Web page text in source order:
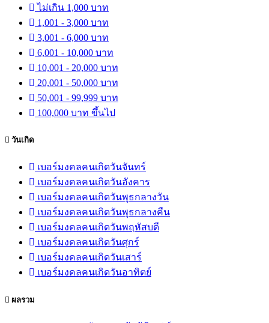
ไม่เกิน 1,000 บาท
1,001 - 3,000 บาท
3,001 - 6,000 บาท
6,001 - 10,000 บาท
10,001 - 20,000 บาท
20,001 - 50,000 บาท
50,001 - 99,999 บาท
100,000 บาท ขึ้นไป
วันเกิด
เบอร์มงคลคนเกิดวันจันทร์
เบอร์มงคลคนเกิดวันอังคาร
เบอร์มงคลคนเกิดวันพุธกลางวัน
เบอร์มงคลคนเกิดวันพุธกลางคืน
เบอร์มงคลคนเกิดวันพฤหัสบดี
เบอร์มงคลคนเกิดวันศุกร์
เบอร์มงคลคนเกิดวันเสาร์
เบอร์มงคลคนเกิดวันอาทิตย์
ผลรวม